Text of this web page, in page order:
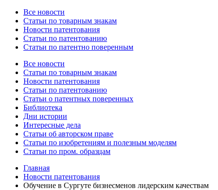
Все новости
Статьи по товарным знакам
Новости патентования
Статьи по патентованию
Статьи по патентно поверенным
Все новости
Статьи по товарным знакам
Новости патентования
Статьи по патентованию
Статьи о патентных поверенных
Библиотека
Дни истории
Интересные дела
Статьи об авторском праве
Статьи по изобретениям и полезным моделям
Статьи по пром. образцам
Главная
Новости патентования
Обучение в Сургуте бизнесменов лидерским качествам